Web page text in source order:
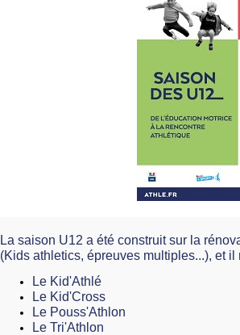
La saison U12 a été construit sur la
(Kids athletics, épreuves multiples...), et
Le Kid'Athlé
Le Kid'Cross
Le Pouss'Athlon
Le Tri'Athlon